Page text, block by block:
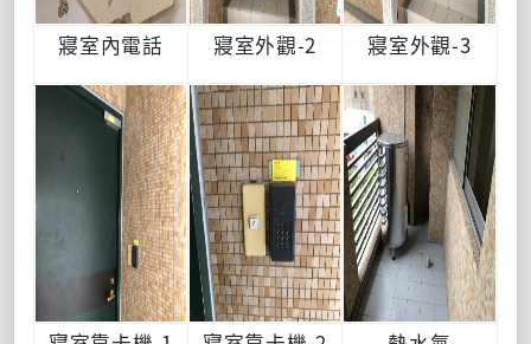
寢室內電話 寢室外觀-2 寢室外觀-3